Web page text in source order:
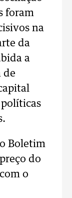
foram
na
da
a
de
Boletim
do
o